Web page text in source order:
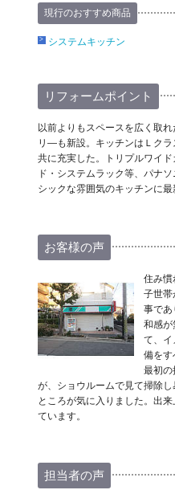
現行のおすすめ商品
システムキッチン
リフォームポイント
以前よりもスペースを広く取
リ―も新設。キッチンはＬク
共に充実した。トリプルワイ
ド・システムラック等、パナ
シックな雰囲気のキッチンに最
お客様の声
住み慣
子世帯
事であ
和感が
て、イ
備をす
最初の
が、ショウルームで見て掃除
ところが気に入りました。出
ています。
担当者の声